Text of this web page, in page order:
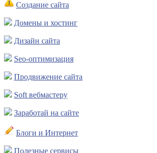
Создание сайта
Домены и хостинг
Дизайн сайта
Seo-оптимизация
Продвижение сайта
Soft вебмастеру
Заработай на сайте
Блоги и Интернет
Полезные сервисы